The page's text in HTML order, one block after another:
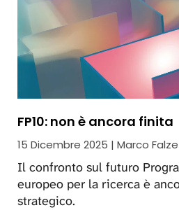
FP10: non è ancora finita
15 Dicembre 2025 | Marco
Il confronto sul futuro
europeo per la ricerca è
strategico.